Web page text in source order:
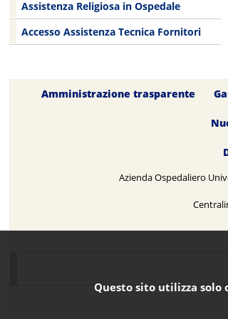
Assistenza Religiosa in Ospedale
Accesso Assistenza Tecnica Fornitori
Amministrazione trasparente
Azienda Ospedaliero
Questo sito utilizza solo